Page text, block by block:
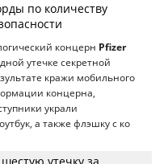
по количеству
концерн Pfizer
утечке секретной
кражи мобильного
концерна,
украли
а также флэшку с ко